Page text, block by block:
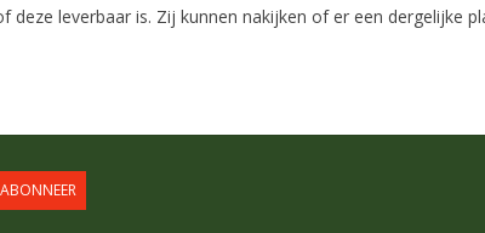
deze leverbaar is. Zij kunnen nakijken of er een dergelijke
ABONNEER